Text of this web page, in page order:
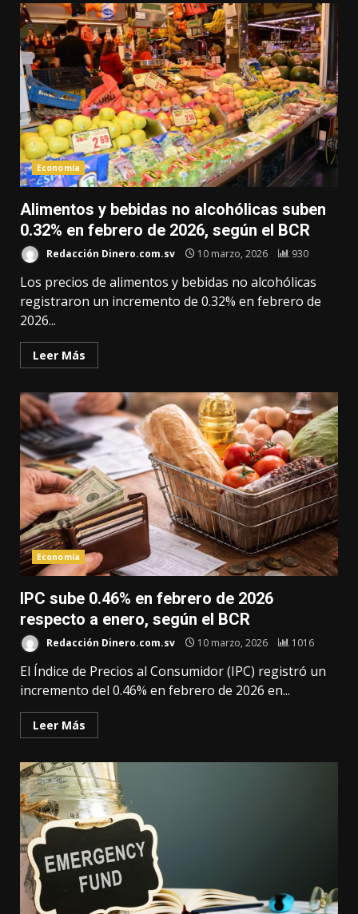
Economía
Alimentos y bebidas no alcohólicas suben
0.32% en febrero de 2026, según el BCR
Redacción Dinero.com.sv 10 marzo, 2026 930
Los precios de alimentos y bebidas no alcohólicas
registraron un incremento de 0.32% en febrero de
2026...
Leer Más
Economía
IPC sube 0.46% en febrero de 2026
respecto a enero, según el BCR
Redacción Dinero.com.sv 10 marzo, 2026 1016
El Índice de Precios al Consumidor (IPC) registró un
incremento del 0.46% en febrero de 2026 en...
Leer Más